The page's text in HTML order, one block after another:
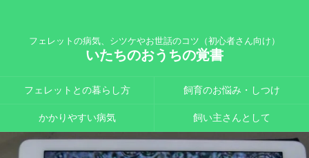
フェレットの病気、シツケやお世話のコツ（初心者さん向け）
いたちのおうちの覚書
フェレットとの暮らし方 飼育のお悩み・しつけ
かかりやすい病気 飼い主さんとして